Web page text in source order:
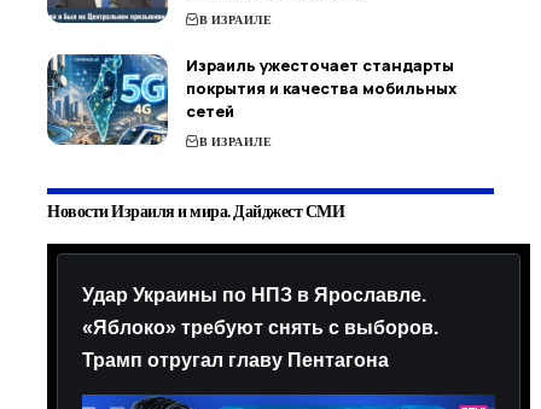
В ИЗРАИЛЕ
Израиль ужесточает стандарты
покрытия и качества мобильных
сетей
В ИЗРАИЛЕ
Новости Израиля и мира. Дайджест СМИ